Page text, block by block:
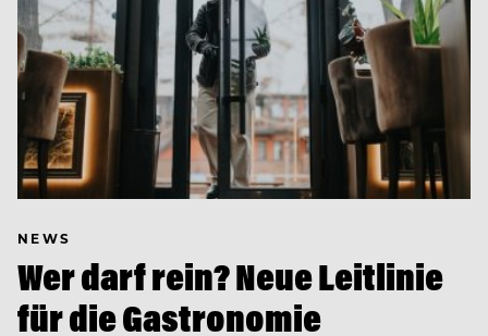
NEWS
Wer darf rein? Neue Leitlinie
für die Gastronomie